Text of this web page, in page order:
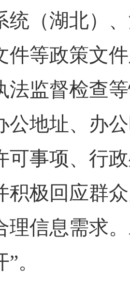
统（湖北）
件等政策文
法监督检查
公地址、办
可事项、行
积极回应群
理信息需求
。